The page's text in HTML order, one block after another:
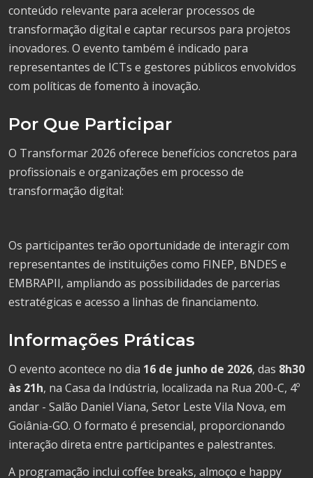
conteúdo relevante para acelerar processos de
transformação digital e captar recursos para projetos
inovadores. O evento também é indicado para
representantes de ICTs e gestores públicos envolvidos
com políticas de fomento à inovação.
Por Que Participar
O Transformar 2026 oferece benefícios concretos para
profissionais e organizações em processo de
transformação digital:
Os participantes terão oportunidade de interagir com
representantes de instituições como FINEP, BNDES e
EMBRAPII, ampliando as possibilidades de parcerias
estratégicas e acesso a linhas de financiamento.
Informações Práticas
O evento acontece no dia 16 de junho de 2026, das 8h30
às 21h, na Casa da Indústria, localizada na Rua 200-C, 4º
andar - Salão Daniel Viana, Setor Leste Vila Nova, em
Goiânia-GO. O formato é presencial, proporcionando
interação direta entre participantes e palestrantes.
A programação inclui coffee breaks, almoço e happy